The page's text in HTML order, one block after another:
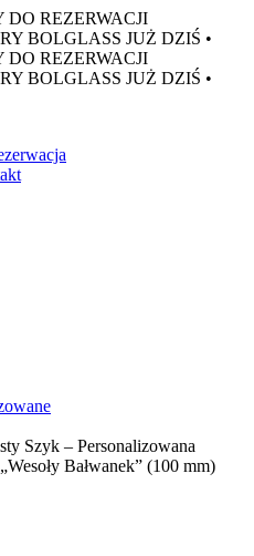
REZERWACJI
BOLGLASS JUŻ DZIŚ •
REZERWACJI
BOLGLASS JUŻ DZIŚ •
Szyk – Personalizowana
Bałwanek” (100 mm)